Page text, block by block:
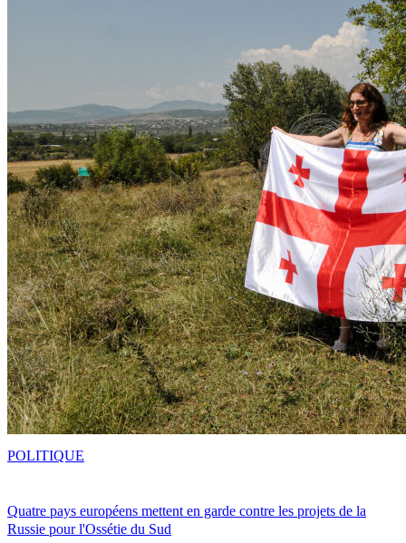
Quatre pays européens mettent en garde contre les projets de la
Russie pour l'Ossétie du Sud
POLITIQUE